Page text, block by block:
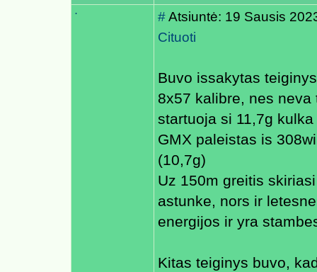
. #Atsiuntė: 19 Sausis
Cituoti
Buvo issakytas
8x57 kalibre, nes
startuoja si 11,7g
GMX paleistas is
(10,7g)
Uz 150m greitis
astunke, nors ir
energijos ir yra
Kitas teiginys buvo,